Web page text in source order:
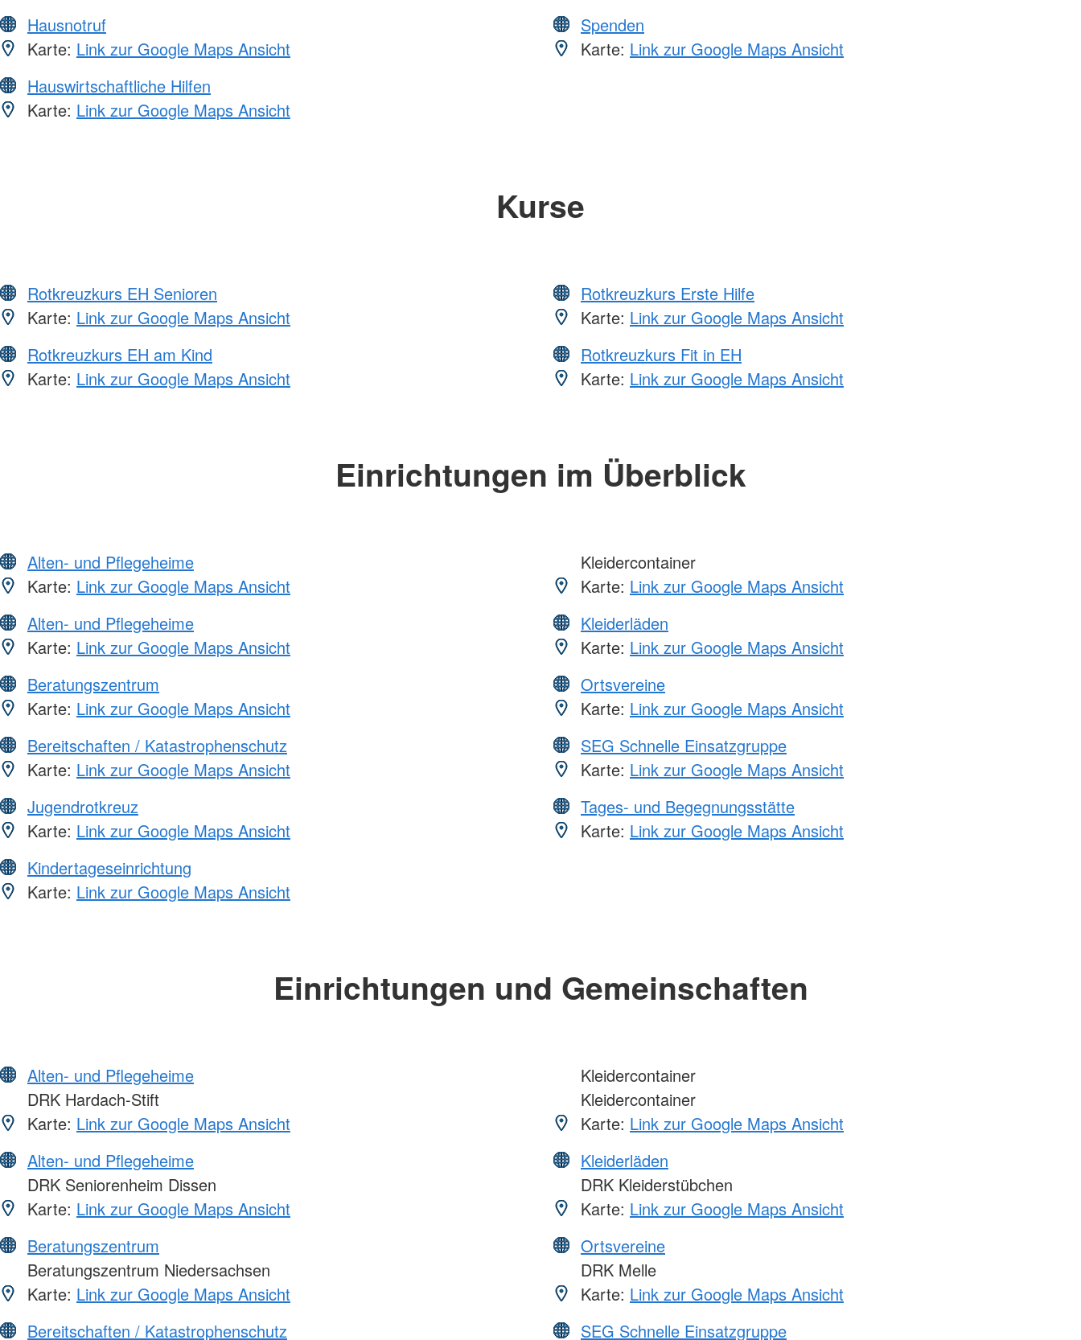
Hausnotruf
Karte: Link zur Google Maps Ansicht
Hauswirtschaftliche Hilfen
Karte: Link zur Google Maps Ansicht
Spenden
Karte: Link zur Google Maps Ansicht
Kurse
Rotkreuzkurs EH Senioren
Karte: Link zur Google Maps Ansicht
Rotkreuzkurs EH am Kind
Karte: Link zur Google Maps Ansicht
Rotkreuzkurs Erste Hilfe
Karte: Link zur Google Maps Ansicht
Rotkreuzkurs Fit in EH
Karte: Link zur Google Maps Ansicht
Einrichtungen im Überblick
Alten- und Pflegeheime
Karte: Link zur Google Maps Ansicht
Alten- und Pflegeheime
Karte: Link zur Google Maps Ansicht
Beratungszentrum
Karte: Link zur Google Maps Ansicht
Bereitschaften / Katastrophenschutz
Karte: Link zur Google Maps Ansicht
Jugendrotkreuz
Karte: Link zur Google Maps Ansicht
Kindertageseinrichtung
Karte: Link zur Google Maps Ansicht
Kleidercontainer
Karte: Link zur Google Maps Ansicht
Kleiderläden
Karte: Link zur Google Maps Ansicht
Ortsvereine
Karte: Link zur Google Maps Ansicht
SEG Schnelle Einsatzgruppe
Karte: Link zur Google Maps Ansicht
Tages- und Begegnungsstätte
Karte: Link zur Google Maps Ansicht
Einrichtungen und Gemeinschaften
Alten- und Pflegeheime
DRK Hardach-Stift
Karte: Link zur Google Maps Ansicht
Alten- und Pflegeheime
DRK Seniorenheim Dissen
Karte: Link zur Google Maps Ansicht
Beratungszentrum
Beratungszentrum Niedersachsen
Karte: Link zur Google Maps Ansicht
Bereitschaften / Katastrophenschutz
Kleidercontainer
Kleidercontainer
Karte: Link zur Google Maps Ansicht
Kleiderläden
DRK Kleiderstübchen
Karte: Link zur Google Maps Ansicht
Ortsvereine
DRK Melle
Karte: Link zur Google Maps Ansicht
SEG Schnelle Einsatzgruppe